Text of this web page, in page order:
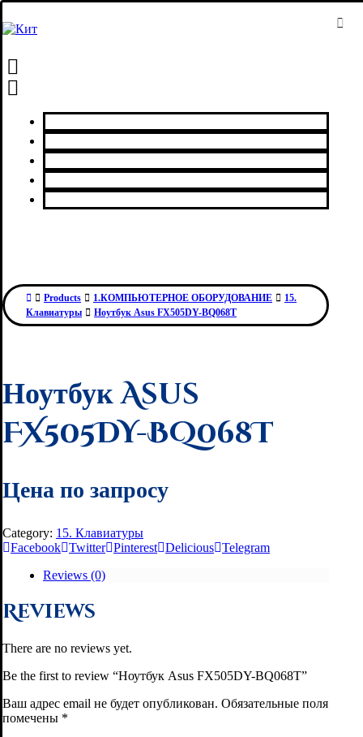
Products 1.КОМПЬЮТЕРНОЕ ОБОРУДОВАНИЕ
15.
Клавиатуры
Ноутбук Asus FX505DY-BQ068T
Ноутбук Asus
FX505DY-BQ068T
Цена по запросу
Category: 15. Клавиатуры
Facebook Twitter Pinterest Delicious Telegram
Reviews (0)
Reviews
There are no reviews yet.
Be the first to review “Ноутбук Asus FX505DY-BQ068T”
Ваш адрес email не будет опубликован. Обязательные поля
помечены *